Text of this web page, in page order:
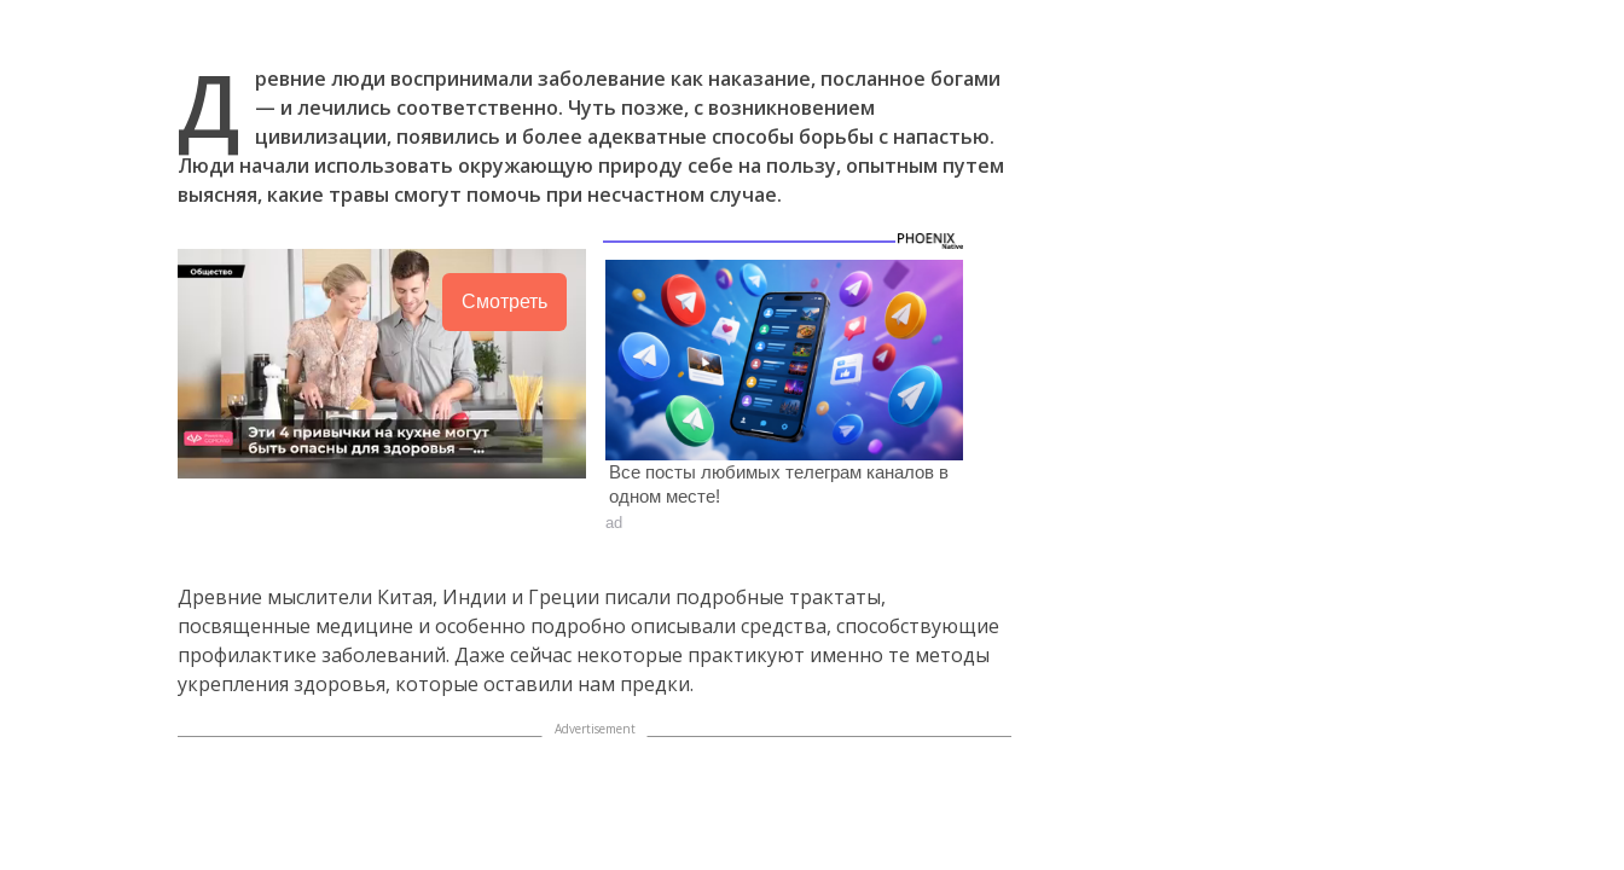
Д
ревние люди воспринимали заболевание как наказание, посланное богами
— и лечились соответственно. Чуть позже, с возникновением
цивилизации, появились и более адекватные способы борьбы с напастью.
Люди начали использовать окружающую природу себе на пользу, опытным путем
выясняя, какие травы смогут помочь при несчастном случае.
Смотреть
Все посты любимых телеграм каналов в
одном месте!
ad
Древние мыслители Китая, Индии и Греции писали подробные трактаты,
посвященные медицине и особенно подробно описывали средства, способствующие
профилактике заболеваний. Даже сейчас некоторые практикуют именно те методы
укрепления здоровья, которые оставили нам предки.